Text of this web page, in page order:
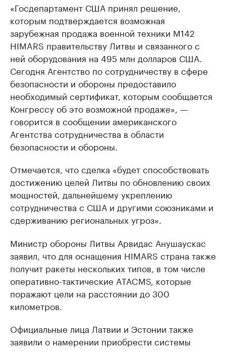
«Госдепартамент США принял решение,
которым подтверждается возможная
зарубежная продажа военной техники M142
HIMARS правительству Литвы и связанного с
ней оборудования на 495 млн долларов США.
Сегодня Агентство по сотрудничеству в сфере
безопасности и обороны предоставило
необходимый сертификат, которым сообщается
Конгрессу об это возможной продаже», —
говорится в сообщении американского
Агентства сотрудничества в области
безопасности и обороны.
Отмечается, что сделка «будет способствовать
достижению целей Литвы по обновлению своих
мощностей, дальнейшему укреплению
сотрудничества с США и другими союзниками и
сдерживанию региональных угроз».
Министр обороны Литвы Арвидас Анушаускас
заявил, что для оснащения HIMARS страна также
получит ракеты нескольких типов, в том числе
оперативно-тактические ATACMS, которые
поражают цели на расстоянии до 300
километров.
Официальные лица Латвии и Эстонии также
заявили о намерении приобрести системы